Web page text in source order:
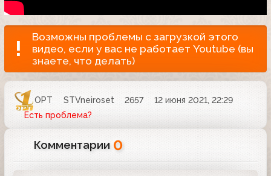
Возможны проблемы с загрузкой этого
видео, если у вас не работает Youtube (вы
знаете, что делать)
ОРТ STVneiroset 2657
12 июня 2021, 22:29
Есть проблема?
Комментарии 0